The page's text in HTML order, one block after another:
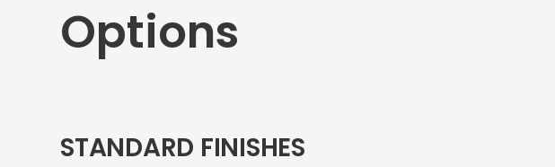
Options
STANDARD FINISHES